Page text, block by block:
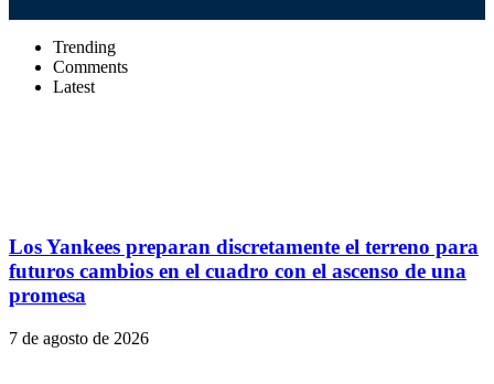
Trending
Comments
Latest
Los Yankees preparan discretamente el terreno para
futuros cambios en el cuadro con el ascenso de una
promesa
7 de agosto de 2026